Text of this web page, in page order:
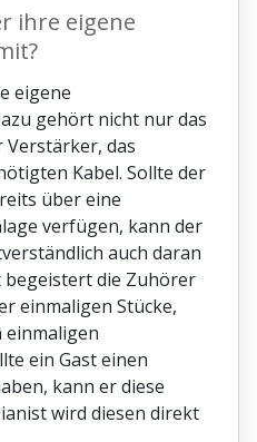
ihre eigene
eigene
gehört nicht nur das
Verstärker, das
Kabel. Sollte der
über eine
verfügen, kann der
auch daran
begeistert die Zuhörer
einmaligen Stücke,
einmaligen
ein Gast einen
kann er diese
wird diesen direkt